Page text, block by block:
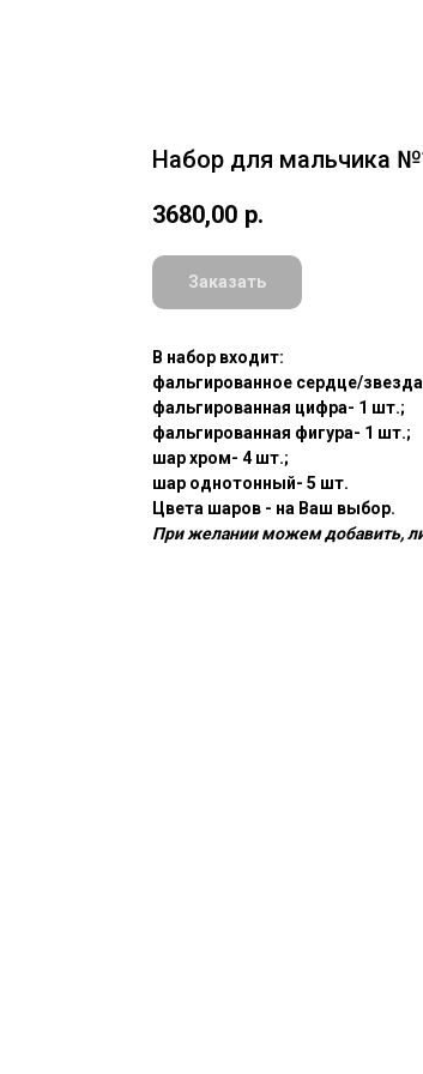
Набор для мальчика
3680,00 р.
Заказать
В набор входит:
фальгированное сердце/
фальгированная цифра- 1 шт.;
фальгированная фигура- 1 шт.;
шар хром- 4 шт.;
шар однотонный- 5 шт.
Цвета шаров - на Ваш выбор.
При желании можем добавить,